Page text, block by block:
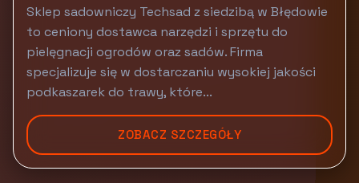
Sklep sadowniczy Techsad z siedzibą w Błędowie
to ceniony dostawca narzędzi i sprzętu do
pielęgnacji ogrodów oraz sadów. Firma
specjalizuje się w dostarczaniu wysokiej jakości
podkaszarek do trawy, które...
ZOBACZ SZCZEGÓŁY